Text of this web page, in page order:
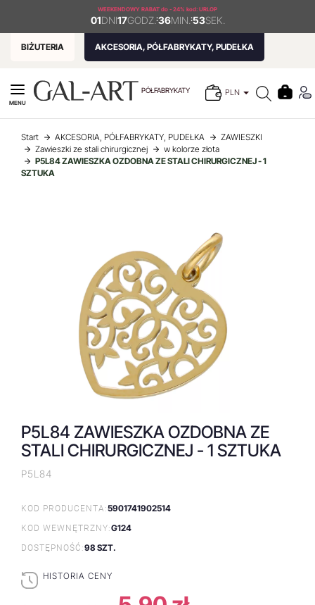
WEEKENDOWY RABAT do - 24% kod: URLOP
01DNI17GODZ. :36MIN. :53SEK.
BIŻUTERIA AKCESORIA, PÓŁFABRYKATY, PUDEŁKA
PÓŁFABRYKATY PLN
MENU
Start AKCESORIA, PÓŁFABRYKATY, PUDEŁKA
ZAWIESZKI
Zawieszki ze stali chirurgicznej
w kolorze złota
P5L84 ZAWIESZKA OZDOBNA ZE STALI CHIRURGICZNEJ - 1
SZTUKA
P5L84 ZAWIESZKA OZDOBNA ZE
STALI CHIRURGICZNEJ - 1 SZTUKA
P5L84
KOD PRODUCENTA:5901741902514
KOD WEWNĘTRZNY:G124
DOSTĘPNOŚĆ:98 SZT.
HISTORIA CENY